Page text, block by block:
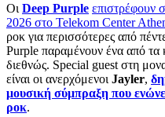
Οι Deep Purple επιστρέφουν
2026 στο Telekom Center
ροκ για περισσότερες από
Purple παραμένουν ένα από τα
διεθνώς. Special guest στη
είναι οι ανερχόμενοι Jayler,
μουσική σύμπραξη που
ροκ.